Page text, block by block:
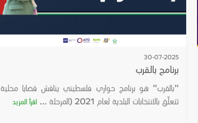
30-07-2025
برنامج بالقرب
"بالقرب" هو برنامج حواري فلسطيني يناقش قضايا محلية
تتعلّق بالانتخابات البلدية لعام 2021 (المرحلة ...
اقرأ المزيد